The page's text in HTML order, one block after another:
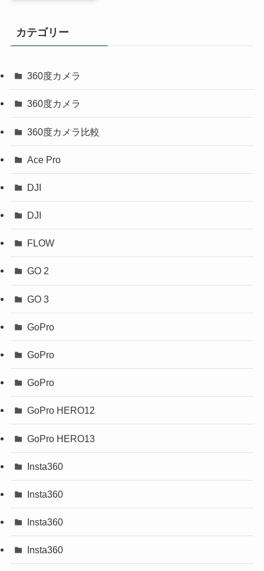
カテゴリー
360度カメラ
360度カメラ
360度カメラ比較
Ace Pro
DJI
DJI
FLOW
GO 2
GO 3
GoPro
GoPro
GoPro
GoPro HERO12
GoPro HERO13
Insta360
Insta360
Insta360
Insta360